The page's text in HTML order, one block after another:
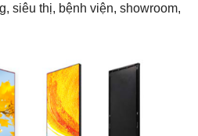
siêu thị, bệnh viện, showroom,